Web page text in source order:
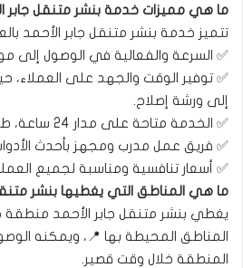
ما هي مميزات خدمة بنشر متنقل جابر
تتميز خدمة بنشر متنقل جابر الأحمد
✅ السرعة والفعالية في الوصول إلى
✅ توفير الوقت والجهد على العملاء،
إلى ورشة إصلاح.
✅ الخدمة متاحة على مدار 24 ساعة، طوال أيام الأسبوع.
✅ فريق عمل مدرب ومجهز بأحدث
✅ أسعار تنافسية ومناسبة لجميع
ما هي المناطق التي يغطيها بنشر
يغطي بنشر متنقل جابر الأحمد منطقة
المناطق المحيطة بها 📍، ويمكنه
المنطقة خلال وقت قصير.